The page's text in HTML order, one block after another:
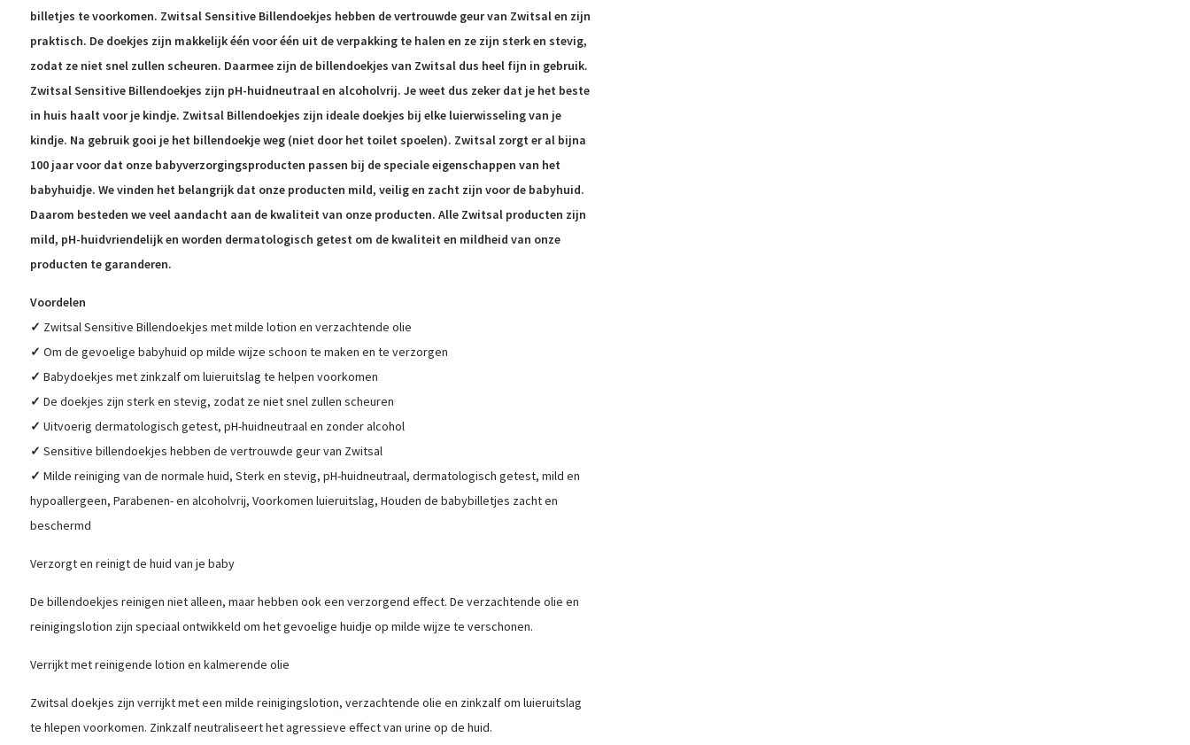
billetjes te voorkomen. Zwitsal Sensitive Billendoekjes hebben de vertrouwde geur van Zwitsal en zijn
praktisch. De doekjes zijn makkelijk één voor één uit de verpakking te halen en ze zijn sterk en stevig,
zodat ze niet snel zullen scheuren. Daarmee zijn de billendoekjes van Zwitsal dus heel fijn in gebruik.
Zwitsal Sensitive Billendoekjes zijn pH-huidneutraal en alcoholvrij. Je weet dus zeker dat je het beste
in huis haalt voor je kindje. Zwitsal Billendoekjes zijn ideale doekjes bij elke luierwisseling van je
kindje. Na gebruik gooi je het billendoekje weg (niet door het toilet spoelen). Zwitsal zorgt er al bijna
100 jaar voor dat onze babyverzorgingsproducten passen bij de speciale eigenschappen van het
babyhuidje. We vinden het belangrijk dat onze producten mild, veilig en zacht zijn voor de babyhuid.
Daarom besteden we veel aandacht aan de kwaliteit van onze producten. Alle Zwitsal producten zijn
mild, pH-huidvriendelijk en worden dermatologisch getest om de kwaliteit en mildheid van onze
producten te garanderen.
Voordelen
✓ Zwitsal Sensitive Billendoekjes met milde lotion en verzachtende olie
✓ Om de gevoelige babyhuid op milde wijze schoon te maken en te verzorgen
✓ Babydoekjes met zinkzalf om luieruitslag te helpen voorkomen
✓ De doekjes zijn sterk en stevig, zodat ze niet snel zullen scheuren
✓ Uitvoerig dermatologisch getest, pH-huidneutraal en zonder alcohol
✓ Sensitive billendoekjes hebben de vertrouwde geur van Zwitsal
✓ Milde reiniging van de normale huid, Sterk en stevig, pH-huidneutraal, dermatologisch getest, mild en
hypoallergeen, Parabenen- en alcoholvrij, Voorkomen luieruitslag, Houden de babybilletjes zacht en
beschermd
Verzorgt en reinigt de huid van je baby
De billendoekjes reinigen niet alleen, maar hebben ook een verzorgend effect. De verzachtende olie en
reinigingslotion zijn speciaal ontwikkeld om het gevoelige huidje op milde wijze te verschonen.
Verrijkt met reinigende lotion en kalmerende olie
Zwitsal doekjes zijn verrijkt met een milde reinigingslotion, verzachtende olie en zinkzalf om luieruitslag
te hlepen voorkomen. Zinkzalf neutraliseert het agressieve effect van urine op de huid.